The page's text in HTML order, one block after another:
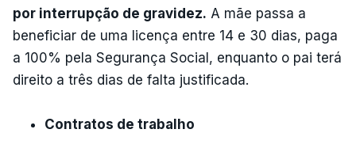
por interrupção de gravidez. A mãe passa a
beneficiar de uma licença entre 14 e 30 dias, paga
a 100% pela Segurança Social, enquanto o pai terá
direito a três dias de falta justificada.
Contratos de trabalho